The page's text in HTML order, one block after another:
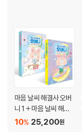
마음 날씨 해결사 오버
니 1 + 마음 날씨 해결
사 오버니 2 세트
25,200원
10%